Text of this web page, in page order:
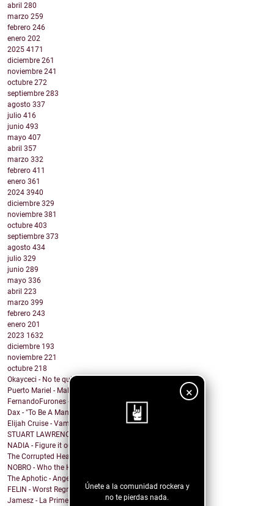
×
Únete a la comunidad rockera y
no te pierdas nada.
abril 280
marzo 259
febrero 246
enero 202
2025 4171
diciembre 261
noviembre 241
octubre 272
septiembre 283
agosto 337
julio 416
junio 493
mayo 407
abril 357
marzo 332
febrero 411
enero 361
2024 3940
diciembre 329
noviembre 381
octubre 403
septiembre 373
agosto 434
julio 329
junio 289
mayo 336
abril 223
marzo 399
febrero 243
enero 201
2023 1632
diciembre 193
noviembre 221
octubre 218
Okayceci - No te quiero
Puerto Mariel - Maldito Antro
FernandoFurones - Me Vuelvo Salvaje
Dax - "To Be A Man" Ft. Darius Rucker
Elijah Cruise - Vampire U
STUART LAWRENCE - ONE
NADIA - Figure it out
The Corrupted Hearts - We Dug a Ditch & Laid Down
NOBRO - Who the Hell Am I?
The Aphotic - Angel
FELIN - Worst Regret
Jamesz - La Primera Brisa